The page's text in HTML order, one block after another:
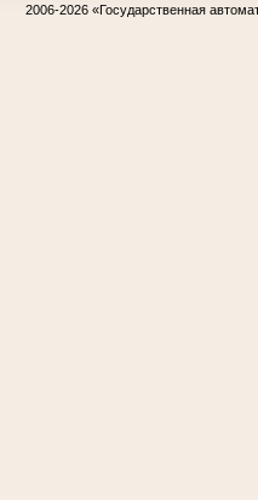
2006-2026 «Государственная